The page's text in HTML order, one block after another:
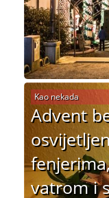
Advent
vatrom i
Kao nekada